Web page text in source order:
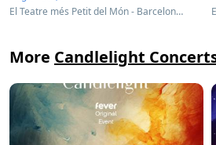
El Teatre més Petit del Món - Barcelona, Spain
More Candlelight